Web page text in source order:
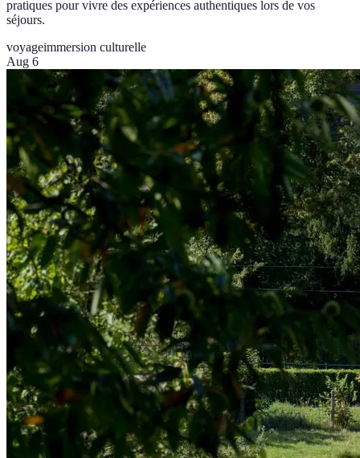
pratiques pour vivre des expériences authentiques lors de vos
séjours.
voyageimmersion culturelle
Aug 6